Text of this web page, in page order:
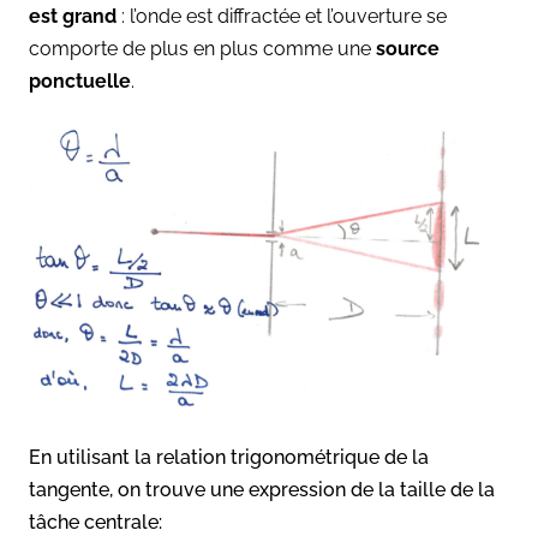
est grand : l’onde est diffractée et l’ouverture se
comporte de plus en plus comme une source
ponctuelle.
En utilisant la relation trigonométrique de la
tangente, on trouve une expression de la taille de la
tâche centrale: